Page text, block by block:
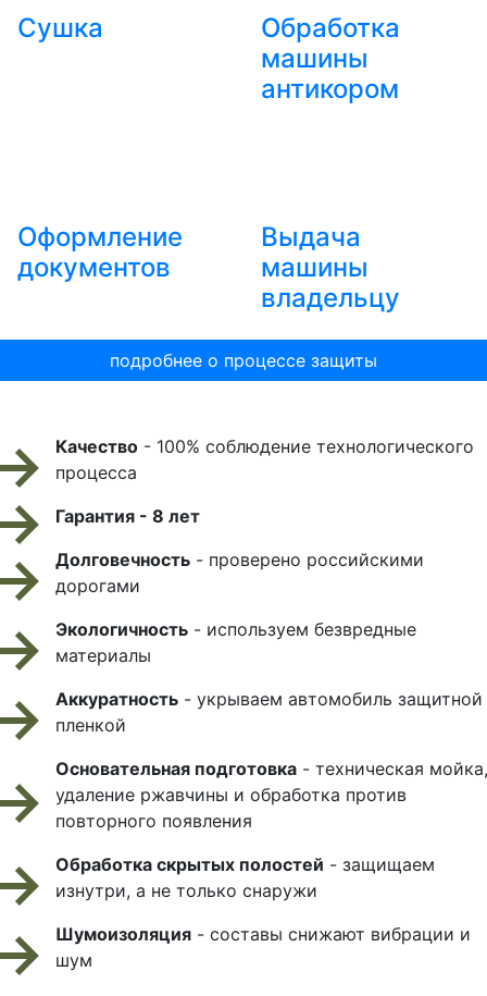
Сушка
Обработка
машины
антикором
Оформление
документов
Выдача
машины
владельцу
подробнее о процессе защиты
Качество - 100% соблюдение технологического
процесса
Гарантия - 8 лет
Долговечность - проверено российскими
дорогами
Экологичность - используем безвредные
материалы
Аккуратность - укрываем автомобиль защитной
пленкой
Основательная подготовка - техническая мойка,
удаление ржавчины и обработка против
повторного появления
Обработка скрытых полостей - защищаем
изнутри, а не только снаружи
Шумоизоляция - составы снижают вибрации и
шум